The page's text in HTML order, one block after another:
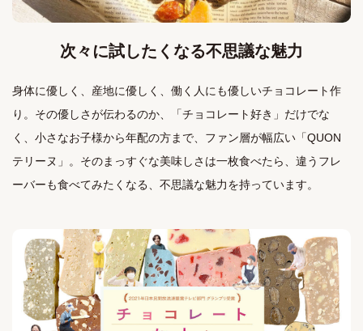
次々に試したくなる不思議な魅力
身体に優しく、産地に優しく、働く人にも優しいチョコレート作
り。その優しさが伝わるのか、「チョコレート好き」だけでな
く、小さなお子様から年配の方まで、ファン層が幅広い「QUON
テリーヌ」。そのまっすぐな美味しさは一枚食べたら、違うフレ
ーバーも食べてみたくなる、不思議な魅力を持っています。